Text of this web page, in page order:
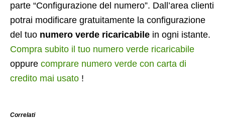
parte “Configurazione del numero”. Dall’area clienti
potrai modificare gratuitamente la configurazione
del tuo numero verde ricaricabile in ogni istante.
Compra subito il tuo numero verde ricaricabile
oppure comprare numero verde con carta di
credito mai usato !
Correlati